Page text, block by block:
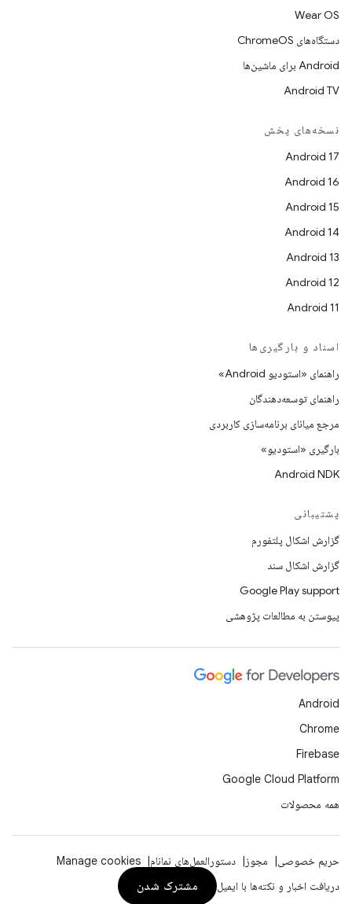
Wear OS
دستگاه‌های ChromeOS
Android برای ماشین‌ها
Android TV
نسخه‌های پخش
Android 17
Android 16
Android 15
Android 14
Android 13
Android 12
Android 11
اسناد و بارگیری‌ها
راهنمای «استودیو Android»
راهنمای توسعه‌دهندگان
مرجع میانای برنامه‌سازی کاربردی
بارگیری «استودیو»
Android NDK
پشتیبانی
گزارش اشکال پلتفورم
گزارش اشکال سند
Google Play support
پیوستن به مطالعات پژوهشی
Android
Chrome
Firebase
Google Cloud Platform
همه محصولات
حریم خصوصی مجوز دستورالعمل‌های نمانام
Manage cookies
دریافت اخبار و نکته‌ها با ایمیل
مشترک شدن